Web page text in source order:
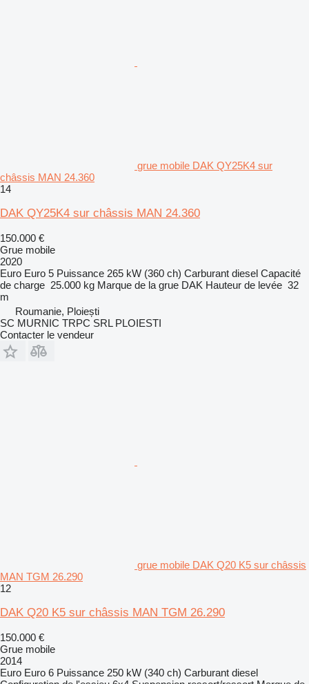
grue mobile DAK QY25K4 sur
châssis MAN 24.360
14
DAK QY25K4 sur châssis MAN 24.360
150.000 €
Grue mobile
2020
Euro Euro 5 Puissance 265 kW (360 ch) Carburant diesel Capacité
de charge 25.000 kg Marque de la grue DAK Hauteur de levée 32
m
Roumanie, Ploiești
SC MURNIC TRPC SRL PLOIESTI
Contacter le vendeur
grue mobile DAK Q20 K5 sur châssis
MAN TGM 26.290
12
DAK Q20 K5 sur châssis MAN TGM 26.290
150.000 €
Grue mobile
2014
Euro Euro 6 Puissance 250 kW (340 ch) Carburant diesel